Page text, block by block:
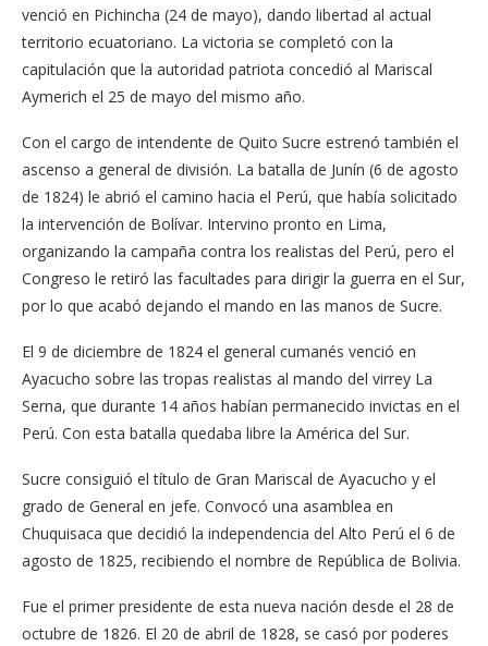
venció en Pichincha (24 de mayo), dando libertad al actual
territorio ecuatoriano. La victoria se completó con la
capitulación que la autoridad patriota concedió al Mariscal
Aymerich el 25 de mayo del mismo año.
Con el cargo de intendente de Quito Sucre estrenó también el
ascenso a general de división. La batalla de Junín (6 de agosto
de 1824) le abrió el camino hacia el Perú, que había solicitado
la intervención de Bolívar. Intervino pronto en Lima,
organizando la campaña contra los realistas del Perú, pero el
Congreso le retiró las facultades para dirigir la guerra en el Sur,
por lo que acabó dejando el mando en las manos de Sucre.
El 9 de diciembre de 1824 el general cumanés venció en
Ayacucho sobre las tropas realistas al mando del virrey La
Serna, que durante 14 años habían permanecido invictas en el
Perú. Con esta batalla quedaba libre la América del Sur.
Sucre consiguió el título de Gran Mariscal de Ayacucho y el
grado de General en jefe. Convocó una asamblea en
Chuquisaca que decidió la independencia del Alto Perú el 6 de
agosto de 1825, recibiendo el nombre de República de Bolivia.
Fue el primer presidente de esta nueva nación desde el 28 de
octubre de 1826. El 20 de abril de 1828, se casó por poderes